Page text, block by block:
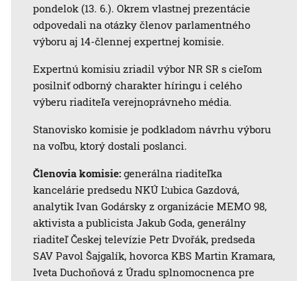
pondelok (13. 6.). Okrem vlastnej prezentácie
odpovedali na otázky členov parlamentného
výboru aj 14-člennej expertnej komisie.
Expertnú komisiu zriadil výbor NR SR s cieľom
posilniť odborný charakter híringu i celého
výberu riaditeľa verejnoprávneho média.
Stanovisko komisie je podkladom návrhu výboru
na voľbu, ktorý dostali poslanci.
Členovia komisie: generálna riaditeľka
kancelárie predsedu NKÚ Ľubica Gazdová,
analytik Ivan Godársky z organizácie MEMO 98,
aktivista a publicista Jakub Goda, generálny
riaditeľ Českej televízie Petr Dvořák, predseda
SAV Pavol Šajgalík, hovorca KBS Martin Kramara,
Iveta Duchoňová z Úradu splnomocnenca pre